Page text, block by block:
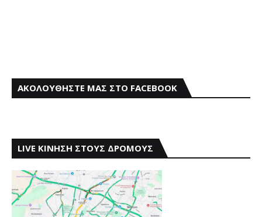
ΑΚΟΛΟΥΘΗΣΤΕ ΜΑΣ ΣΤΟ FACEBOOK
LIVE ΚΙΝΗΣΗ ΣΤΟΥΣ ΔΡΟΜΟΥΣ